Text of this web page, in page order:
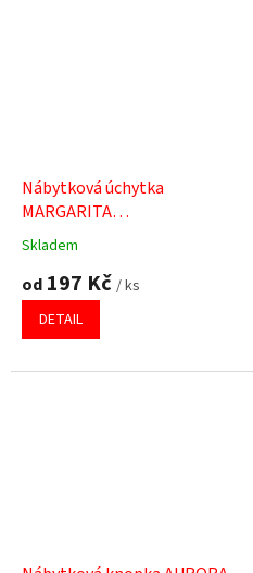
Nábytková úchytka
MARGARITA
starostříbro/porcelán bílý
Průměrné
produktu
5,0
5
Skladem
od 197 Kč / ks
DETAIL